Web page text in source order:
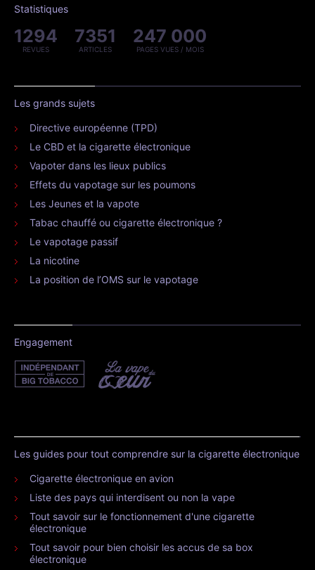
Statistiques
1294
REVUES
7351
ARTICLES
247 000
PAGES VUES / MOIS
Les grands sujets
Directive européenne (TPD)
Le CBD et la cigarette électronique
Vapoter dans les lieux publics
Effets du vapotage sur les poumons
Les Jeunes et la vapote
Tabac chauffé ou cigarette électronique ?
Le vapotage passif
La nicotine
La position de l’OMS sur le vapotage
Engagement
Les guides pour tout comprendre sur la cigarette électronique
Cigarette électronique en avion
Liste des pays qui interdisent ou non la vape
Tout savoir sur le fonctionnement d'une cigarette
électronique
Tout savoir pour bien choisir les accus de sa box
électronique